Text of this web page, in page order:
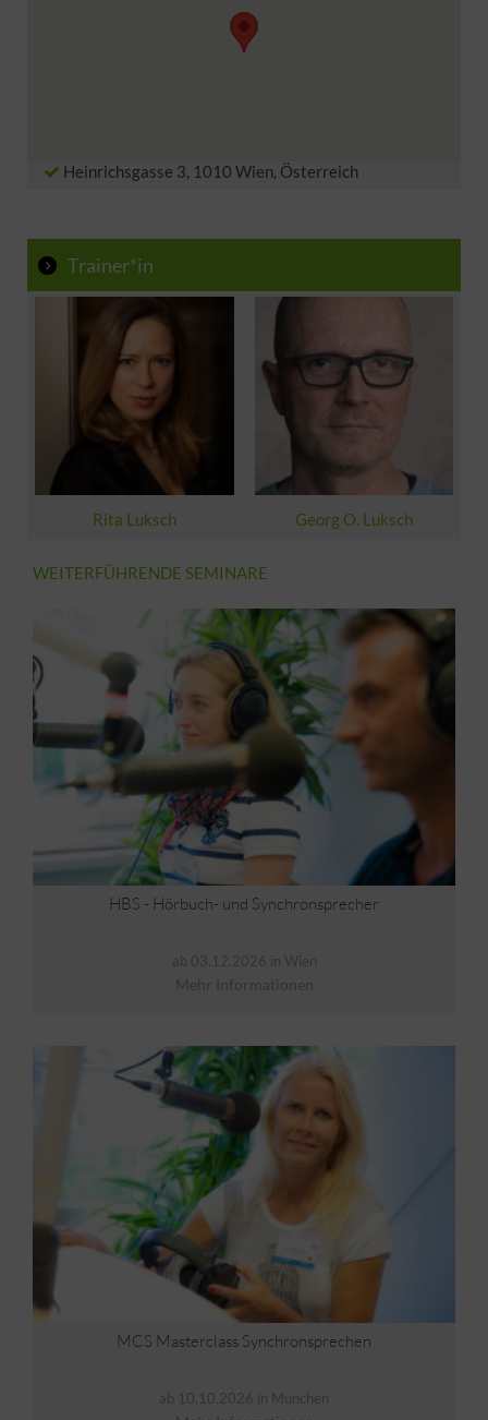
Absolventen der Sprecher Akademie
Lehrpersonen in Schulen und ähnlichen Instituten
Grammy Winner Georg O. Luksch
https://de.wikipedia.org/wiki/Schauspielschule
Heinrichsgasse 3, 1010 Wien, Österreich
Trainer*in
Rita Luksch Georg O. Luksch
WEITERFÜHRENDE SEMINARE
HBS - Hörbuch- und Synchronsprecher
ab 03.12.2026 in Wien
Mehr Informationen
MCS Masterclass Synchronsprechen
ab 10.10.2026 in München